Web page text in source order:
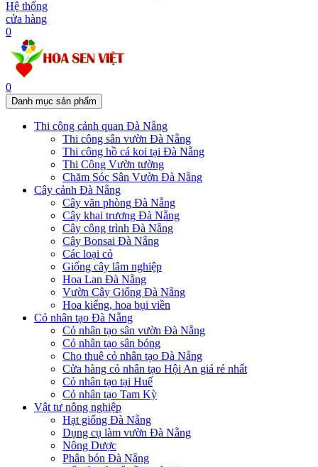
Hệ thống
cửa hàng
0
0
Danh mục sản phẩm
Thi công cảnh quan Đà Nẵng
Thi công sân vườn Đà Nẵng
Thi công hồ cá koi tại Đà Nẵng
Thi Công Vườn tường
Chăm Sóc Sân Vườn Đà Nẵng
Cây cảnh Đà Nẵng
Cây văn phòng Đà Nẵng
Cây khai trương Đà Nẵng
Cây công trình Đà Nẵng
Cây Bonsai Đà Nẵng
Các loại cỏ
Giống cây lâm nghiệp
Hoa Lan Đà Nẵng
Vườn Cây Giống Đà Nẵng
Hoa kiểng, hoa bụi viền
Cỏ nhân tạo Đà Nẵng
Cỏ nhân tạo sân vườn Đà Nẵng
Cỏ nhân tạo sân bóng
Cho thuê cỏ nhân tạo Đà Nẵng
Cửa hàng cỏ nhân tạo Hội An giá rẻ nhất
Cỏ nhân tạo tại Huế
Cỏ nhân tạo Tam Kỳ
Vật tư nông nghiệp
Hạt giống Đà Nẵng
Dụng cụ làm vườn Đà Nẵng
Nông Dược
Phân bón Đà Nẵng